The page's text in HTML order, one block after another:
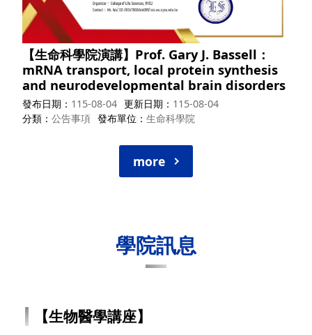
【生命科學院演講】Prof. Gary J. Bassell：
mRNA transport, local protein synthesis
and neurodevelopmental brain disorders
發布日期 115-08-04 更新日期
115-08-04
分類
公告事項 發布單位 生命科學院
more
學院訊息
【生物醫學講座】